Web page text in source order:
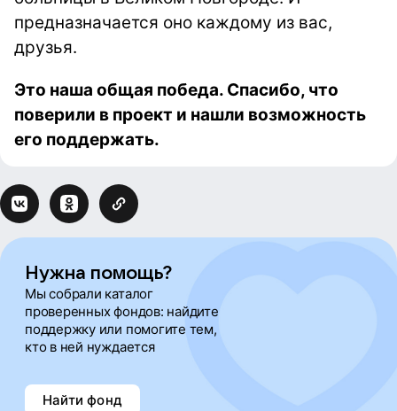
предназначается оно каждому из вас,
друзья.
Это наша общая победа. Спасибо, что
поверили в проект и нашли возможность
его поддержать.
Нужна помощь?
Мы собрали каталог
проверенных фондов: найдите
поддержку или помогите тем,
кто в ней нуждается
Найти фонд